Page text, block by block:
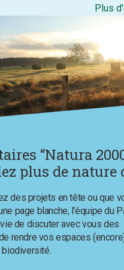
Plus
“Natura
plus de nature
des projets en tête ou que
page blanche, l’équipe du
de discuter avec vous des
rendre vos espaces